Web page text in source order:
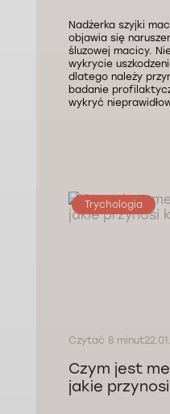
Nadżerka szyjki
objawia się
śluzowej macicy.
wykrycie
dlatego należy
badanie
wykryć
Trychologia
Czytać 8 minut
Czym jest
jakie